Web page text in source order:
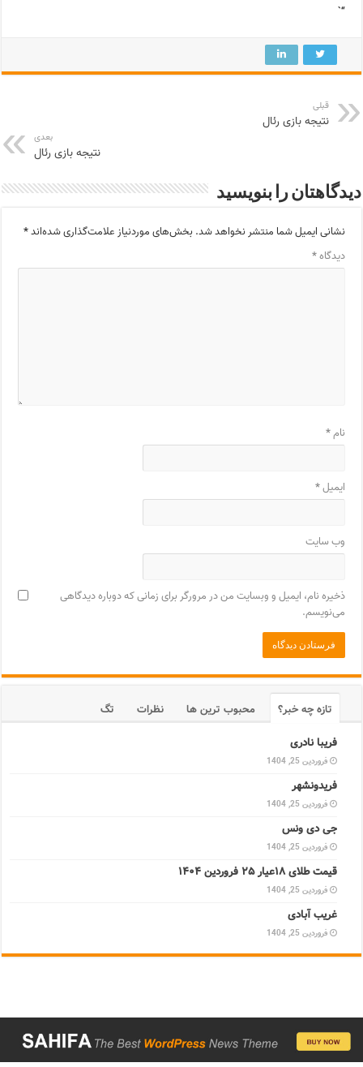
“`
قبلی
نتیجه بازی رئال
بعدی
نتیجه بازی رئال
دیدگاهتان را بنویسید
نشانی ایمیل شما منتشر نخواهد شد. بخش‌های موردنیاز علامت‌گذاری شده‌اند*
دیدگاه*
نام*
ایمیل*
وب‌ سایت
ذخیره نام، ایمیل و وبسایت من در مرورگر برای زمانی که دوباره دیدگاهی
می‌نویسم.
تازه چه خبر؟ محبوب ترین ها نظرات
تگ
فریبا نادری
فروردین 25, 1404
فریدونشهر
فروردین 25, 1404
جی دی ونس
فروردین 25, 1404
قیمت طلای ۱۸عیار ۲۵ فروردین ۱۴۰۴
فروردین 25, 1404
غریب آبادی
فروردین 25, 1404